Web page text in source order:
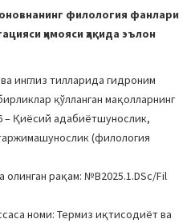
филология фанлари
ҳимояси ҳақида эълон
инглиз тилларида гидроним
қўлланган мақолларнинг
– Қиёсий адабиётшунослик,
(филология
олинган рақам: №В2025.1.DSc/Fil
номи: Термиз иқтисодиёт ва